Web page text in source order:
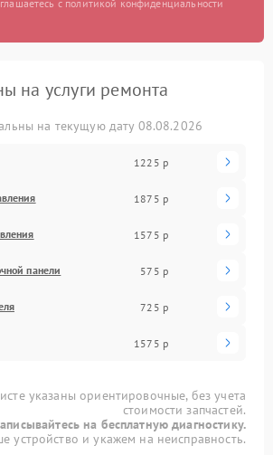
с политикой конфиденциальности
на услуги ремонта
на текущую дату 08.08.2026
1225 р
1875 р
1575 р
панели 575 р
725 р
1575 р
указаны ориентировочные, без учета
стоимости запчастей.
на бесплатную диагностику.
устройство и укажем на неисправность.